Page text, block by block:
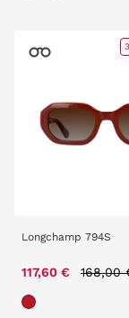
Longchamp 794S
117,60 € Price
168,00